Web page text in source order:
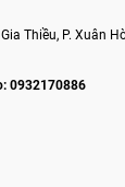
Thiều, P. Xuân
0932170886